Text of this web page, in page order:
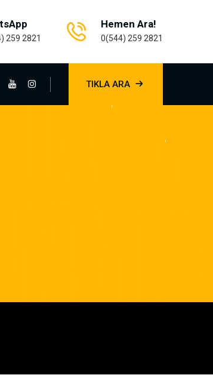
259 2821
Hemen Ara!
0(544) 259 2821
TIKLA ARA